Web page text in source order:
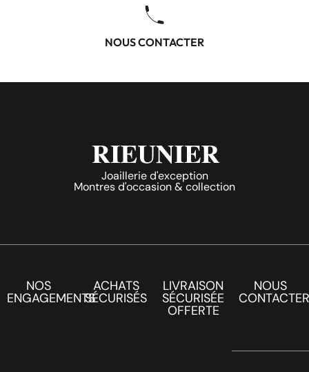
NOUS CONTACTER
Joaillerie d'exception
Montres d'occasion & collection
NOS
ENGAGEMENTS
ACHATS
SÉCURISÉS
LIVRAISON
SÉCURISÉE
OFFERTE
NOUS
CONTACTER